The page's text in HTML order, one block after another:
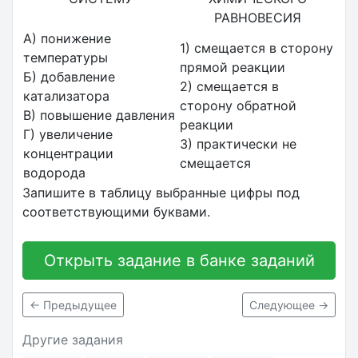
РАВНОВЕСИЯ
А) понижение
температуры
Б) добавление
катализатора
В) повышение давления
Г) увеличение
концентрации
водорода
1) смещается в сторону
прямой реакции
2) смещается в
сторону обратной
реакции
3) практически не
смещается
Запишите в таблицу выбранные цифры под
соответствующими буквами.
Открыть задание в банке заданий
← Предыдущее Следующее →
Другие задания